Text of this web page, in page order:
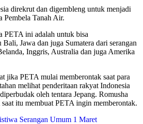
direkrut dan digembleng untuk menjadi
Pembela Tanah Air.
PETA ini adalah untuk bisa
Bali, Jawa dan juga Sumatera dari serangan
Inggris, Australia dan juga Amerika
jika PETA mulai memberontak saat para
melihat penderitaan rakyat Indonesia
oleh tentara Jepang. Romusha
itu membuat PETA ingin memberontak.
Serangan Umum 1 Maret